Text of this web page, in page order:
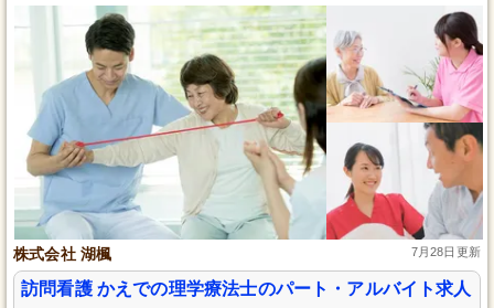
株式会社 湖楓 7月28日更新
訪問看護 かえでの理学療法士のパート・アルバイト求人